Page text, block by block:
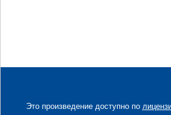
Это произведение доступно по